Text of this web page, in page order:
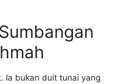
Ia bukan duit tunai yang